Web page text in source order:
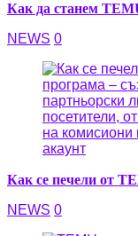
Как да станем
NEWS 0
Как се печели от
NEWS 0